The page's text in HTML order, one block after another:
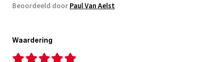
Beoordeeld doorPaul Van Aelst
Waardering